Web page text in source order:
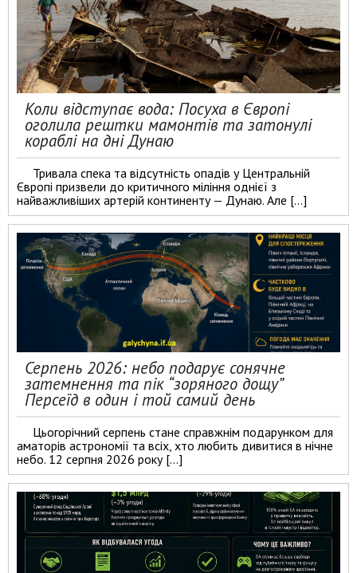
Коли відступає вода: Посуха в Європі
оголила рештки мамонтів та затонулі
кораблі на дні Дунаю
Тривала спека та відсутність опадів у Центральній
Європі призвели до критичного міління однієї з
найважливіших артерій континенту — Дунаю. Але […]
Серпень 2026: небо подарує сонячне
затемнення та пік “зоряного дощу”
Персеїд в один і той самий день
Цьогорічний серпень стане справжнім подарунком для
аматорів астрономії та всіх, хто любить дивитися в нічне
небо. 12 серпня 2026 року […]